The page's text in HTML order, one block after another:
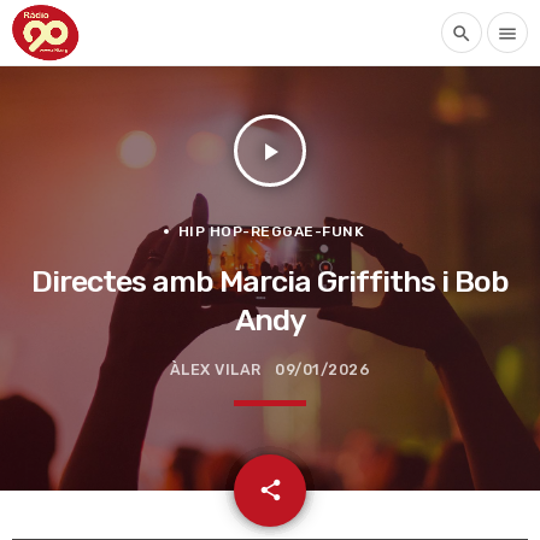
search menu
play_arrow
HIP HOP-REGGAE-FUNK
Directes amb Marcia Griffiths i Bob
Andy
ÀLEX VILAR 09/01/2026
share
email